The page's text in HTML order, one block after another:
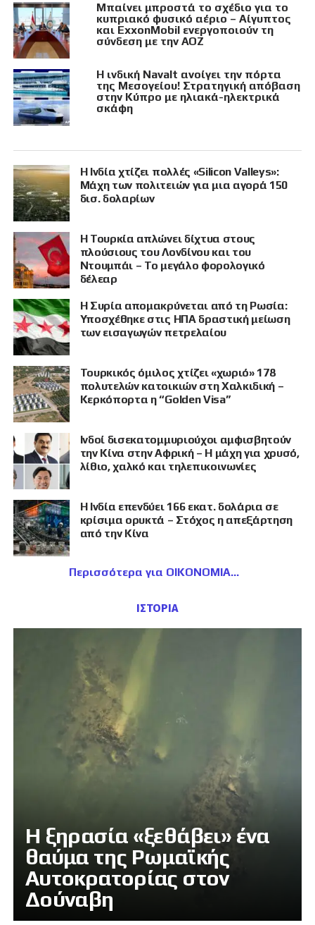
Μπαίνει μπροστά το σχέδιο για το
κυπριακό φυσικό αέριο – Αίγυπτος
και ExxonMobil ενεργοποιούν τη
σύνδεση με την ΑΟΖ
Η ινδική Navalt ανοίγει την πόρτα
της Μεσογείου! Στρατηγική απόβαση
στην Κύπρο με ηλιακά-ηλεκτρικά
σκάφη
Η Ινδία χτίζει πολλές «Silicon Valleys»:
Μάχη των πολιτειών για μια αγορά 150
δισ. δολαρίων
Η Τουρκία απλώνει δίχτυα στους
πλούσιους του Λονδίνου και του
Ντουμπάι – Το μεγάλο φορολογικό
δέλεαρ
Η Συρία απομακρύνεται από τη Ρωσία:
Υποσχέθηκε στις ΗΠΑ δραστική μείωση
των εισαγωγών πετρελαίου
Τουρκικός όμιλος χτίζει «χωριό» 178
πολυτελών κατοικιών στη Χαλκιδική –
Κερκόπορτα η “Golden Visa”
Ινδοί δισεκατομμυριούχοι αμφισβητούν
την Κίνα στην Αφρική – Η μάχη για χρυσό,
λίθιο, χαλκό και τηλεπικοινωνίες
Η Ινδία επενδύει 166 εκατ. δολάρια σε
κρίσιμα ορυκτά – Στόχος η απεξάρτηση
από την Κίνα
Περισσότερα για ΟΙΚΟΝΟΜΙΑ
ΙΣΤΟΡΙΑ
Η ξηρασία «ξεθάβει» ένα
θαύμα της Ρωμαϊκής
Αυτοκρατορίας στον
Δούναβη